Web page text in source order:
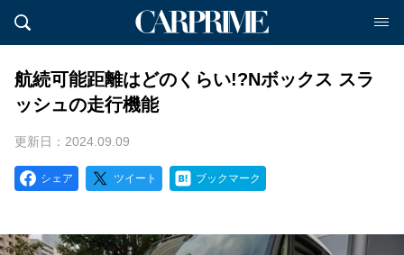
航続可能距離はどのくらい!?Nボックス スラ
ッシュの走行機能
更新日：2024.09.09
シェア ツイート ブックマーク